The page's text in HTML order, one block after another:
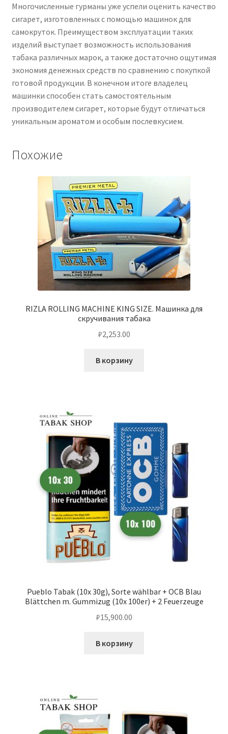
Многочисленные гурманы уже успели оценить качество
сигарет, изготовленных с помощью машинок для
самокруток. Преимуществом эксплуатации таких
изделий выступает возможность использования
табака различных марок, а также достаточно ощутимая
экономия денежных средств по сравнению с покупкой
готовой продукции. В конечном итоге владелец
машинки способен стать самостоятельным
производителем сигарет, которые будут отличаться
уникальным ароматом и особым послевкусием.
Похожие
RIZLA ROLLING MACHINE KING SIZE. Машинка для
скручивания табака
₽2,253.00
В корзину
Pueblo Tabak (10x 30g), Sorte wählbar + OCB Blau
Blättchen m. Gummizug (10x 100er) + 2 Feuerzeuge
₽15,900.00
В корзину